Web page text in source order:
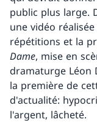
public plus large.
une vidéo
répétitions et la
Dame, mise en
dramaturge Léon
la première de
d'actualité:
l'argent, lâcheté.